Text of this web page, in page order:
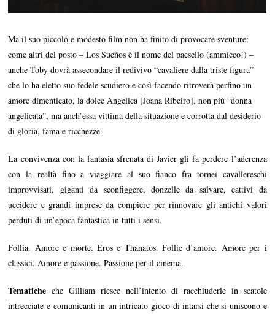
Ma il suo piccolo e modesto film non ha finito di provocare sventure:
come altri del posto – Los Sueños è il nome del paesello (ammicco!) –
anche Toby dovrà assecondare il redivivo “cavaliere dalla triste figura”
che lo ha eletto suo fedele scudiero e così facendo ritroverà perfino un
amore dimenticato, la dolce Angelica [Joana Ribeiro], non più “donna
angelicata”, ma anch’essa vittima della situazione e corrotta dal desiderio
di gloria, fama e ricchezze.
La convivenza con la fantasia sfrenata di Javier gli fa perdere l’aderenza
con la realtà fino a viaggiare al suo fianco fra tornei cavallereschi
improvvisati, giganti da sconfiggere, donzelle da salvare, cattivi da
uccidere e grandi imprese da compiere per rinnovare gli antichi valori
perduti di un’epoca fantastica in tutti i sensi.
Follia. Amore e morte. Eros e Thanatos. Follie d’amore. Amore per i
classici. Amore e passione. Passione per il cinema.
Tematiche che Gilliam riesce nell’intento di racchiuderle in scatole
intrecciate e comunicanti in un intricato gioco di intarsi che si uniscono e